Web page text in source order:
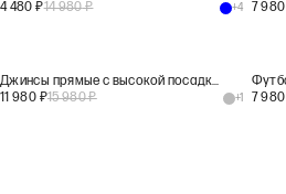
4 480 ₽14 980₽ +4
7 980
Джинсы прямые с высокой посадкой ST106
11 980 ₽15 980₽ +1
7 980